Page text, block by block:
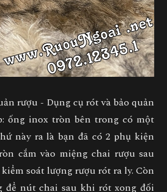
rượu - Dụng cụ rót và bảo quản
ống inox tròn bên trong có một
này ra là bạn đã có 2 phụ kiện
cắm vào miệng chai rượu sau
soát lượng rượu rót ra ly. Còn
để nút chai sau khi rót xong đối